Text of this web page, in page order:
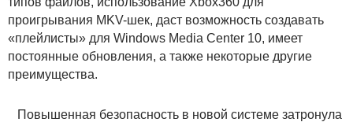
проигрывания MKV-шек, даст возможность создавать
«плейлисты» для Windows Media Center 10, имеет
постоянные обновления, а также некоторые другие
преимущества.
Повышенная безопасность в новой системе затронула